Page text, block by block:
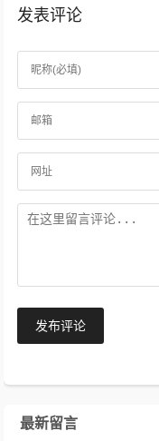
发表评论
发布评论
最新留言